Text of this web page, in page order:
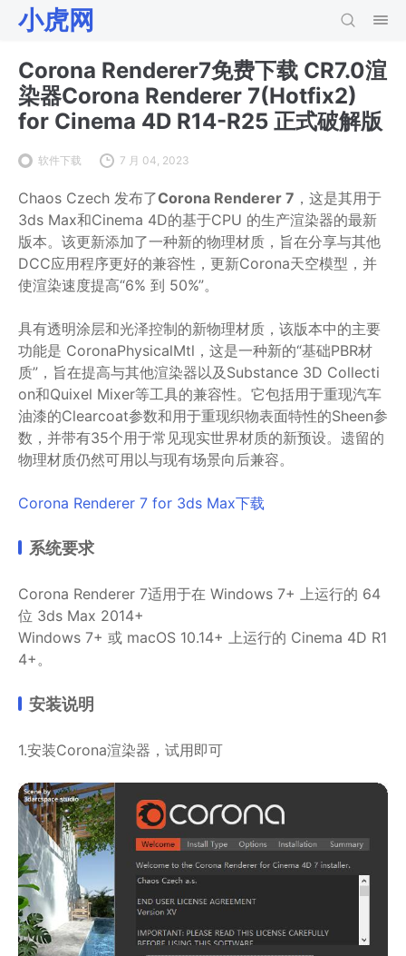
小虎网
Corona Renderer7免费下载 CR7.0渲
染器Corona Renderer 7(Hotfix2)
for Cinema 4D R14-R25 正式破解版
软件下载 7 月 04, 2023
Chaos Czech 发布了Corona Renderer 7 ，这是其用于
3ds Max和Cinema 4D的基于CPU 的生产渲染器的最新
版本。该更新添加了一种新的物理材质，旨在分享与其他
DCC应用程序更好的兼容性，更新Corona天空模型，并
使渲染速度提高“6% 到 50%”。
具有透明涂层和光泽控制的新物理材质，该版本中的主要
功能是 CoronaPhysicalMtl，这是一种新的“基础PBR材
质”，旨在提高与其他渲染器以及Substance 3D Collecti
on和Quixel Mixer等工具的兼容性。它包括用于重现汽车
油漆的Clearcoat参数和用于重现织物表面特性的Sheen参
数，并带有35个用于常见现实世界材质的新预设。遗留的
物理材质仍然可用以与现有场景向后兼容。
Corona Renderer 7 for 3ds Max下载
系统要求
Corona Renderer 7适用于在 Windows 7+ 上运行的 64
位 3ds Max 2014+
Windows 7+ 或 macOS 10.14+ 上运行的 Cinema 4D R1
4+。
安装说明
1.安装Corona渲染器，试用即可